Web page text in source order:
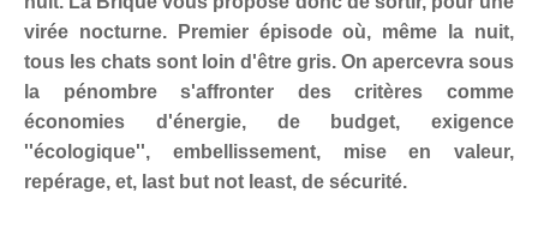
virée nocturne. Premier épisode où, même la nuit,
tous les chats sont loin d'être gris. On apercevra sous
la pénombre s'affronter des critères comme
économies d'énergie, de budget, exigence
''écologique'', embellissement, mise en valeur,
repérage, et, last but not least, de sécurité.